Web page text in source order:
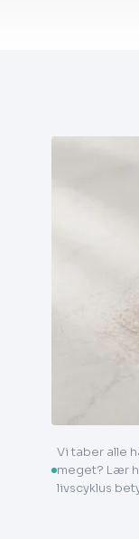
Vi taber alle
meget? Lær
livscyklus